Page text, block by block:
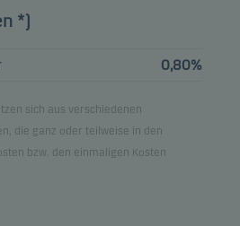
*)
0,80%
sich aus verschiedenen
die ganz oder teilweise in den
bzw. den einmaligen Kosten